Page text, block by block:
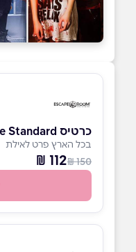
כרטיס Escape Standard
בכל הארץ פרט לאילת
150 ₪
112 ₪